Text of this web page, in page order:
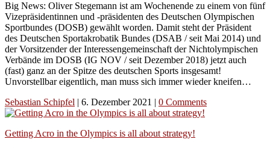
Big News: Oliver Stegemann ist am Wochenende zu einem von fünf
Vizepräsidentinnen und -präsidenten des Deutschen Olympischen
Sportbundes (DOSB) gewählt worden. Damit steht der Präsident
des Deutschen Sportakrobatik Bundes (DSAB / seit Mai 2014) und
der Vorsitzender der Interessengemeinschaft der Nichtolympischen
Verbände im DOSB (IG NOV / seit Dezember 2018) jetzt auch
(fast) ganz an der Spitze des deutschen Sports insgesamt!
Unvorstellbar eigentlich, man muss sich immer wieder kneifen…
Sebastian Schipfel | 6. Dezember 2021 | 0 Comments
Getting Acro in the Olympics is all about strategy!